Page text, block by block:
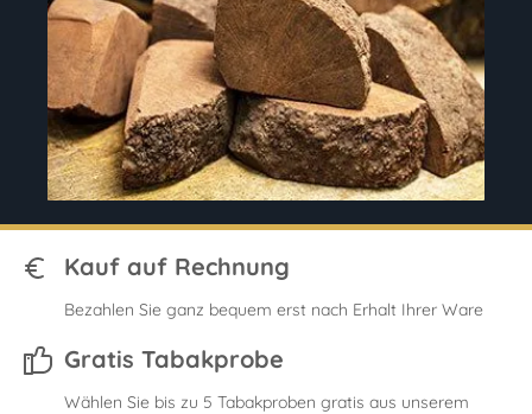
Kauf auf Rechnung
Bezahlen Sie ganz bequem erst nach Erhalt Ihrer Ware
Gratis Tabakprobe
Wählen Sie bis zu 5 Tabakproben gratis aus unserem